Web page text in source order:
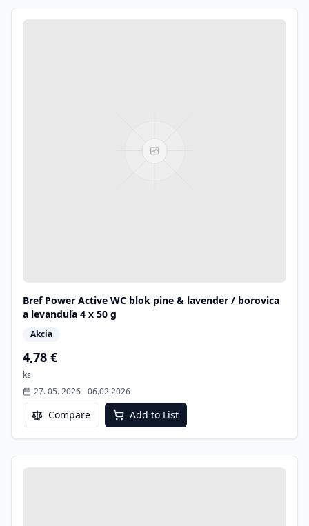
Bref Power Active WC blok pine & lavender / borovica
a levanduľa 4 x 50 g
Akcia
4,78 €
ks
27. 05. 2026-06.02.2026
Compare Add to List